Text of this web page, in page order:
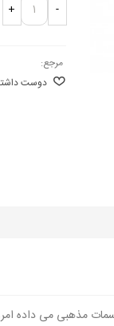
-
+
مرجع:
دوست
مذهبی می داده